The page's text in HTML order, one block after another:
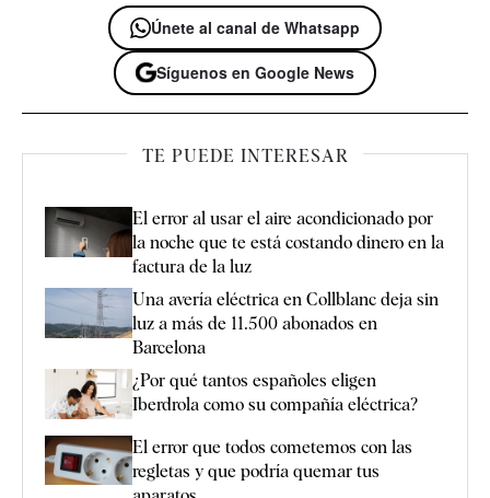
Únete al canal de Whatsapp
Síguenos en Google News
TE PUEDE INTERESAR
El error al usar el aire acondicionado por
la noche que te está costando dinero en la
factura de la luz
Una avería eléctrica en Collblanc deja sin
luz a más de 11.500 abonados en
Barcelona
¿Por qué tantos españoles eligen
Iberdrola como su compañía eléctrica?
El error que todos cometemos con las
regletas y que podría quemar tus